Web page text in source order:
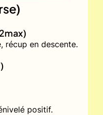
récup en descente.
positif.